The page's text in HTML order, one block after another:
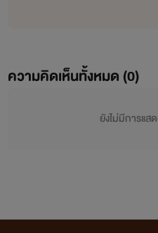
ความคิดเห็นทั้งหมด (0)
ยังไม่มีการแส